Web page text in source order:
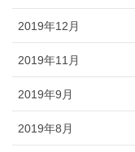
2019年12月
2019年11月
2019年9月
2019年8月